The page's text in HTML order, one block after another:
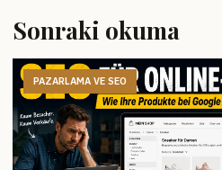
Sonraki okuma
PAZARLAMA VE SEO